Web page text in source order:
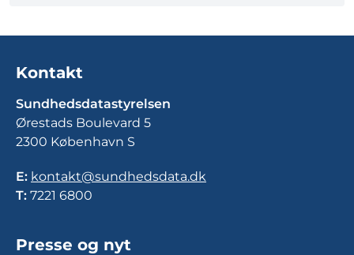
Kontakt
Sundhedsdatastyrelsen
Ørestads Boulevard 5
2300 København S
E: kontakt@sundhedsdata.dk
T: 7221 6800
Presse og nyt